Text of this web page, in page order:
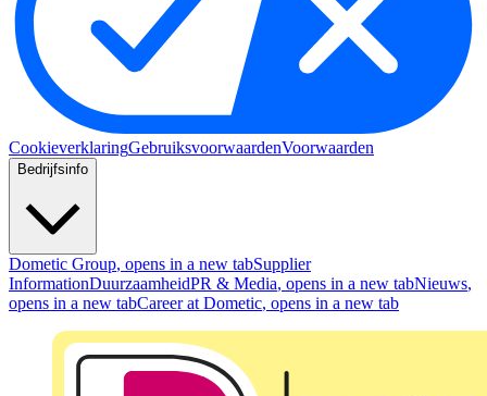
CookieverklaringGebruiksvoorwaardenVoorwaarden
Bedrijfsinfo
Dometic Group, opens in a new tabSupplier
InformationDuurzaamheidPR & Media, opens in a new tabNieuws,
opens in a new tabCareer at Dometic, opens in a new tab